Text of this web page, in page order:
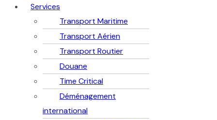
Services
Transport Maritime
Transport Aérien
Transport Routier
Douane
Time Critical
Déménagement
international